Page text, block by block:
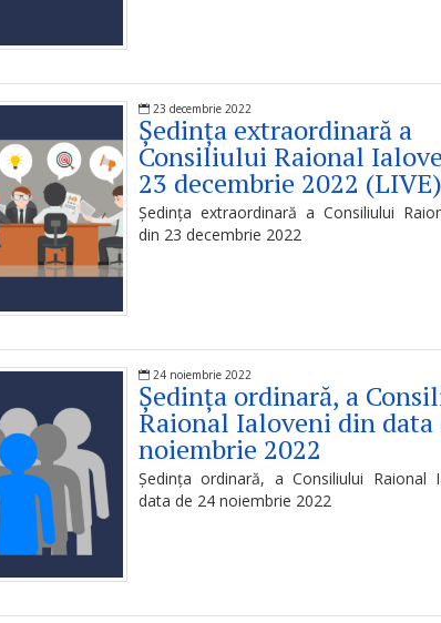
23 decembrie 2022
Ședința extraordinară a
Consiliului Raional
23 decembrie 2022 (LIVE)
Ședința extraordinară a Consiliului
din 23 decembrie 2022
24 noiembrie 2022
Ședința ordinară, a
Raional Ialoveni din data
noiembrie 2022
Ședința ordinară, a Consiliului Raional
data de 24 noiembrie 2022